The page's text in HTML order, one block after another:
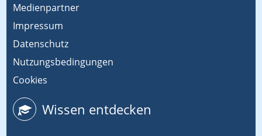
Medienpartner
Impressum
Datenschutz
Nutzungsbedingungen
Cookies
Wissen entdecken